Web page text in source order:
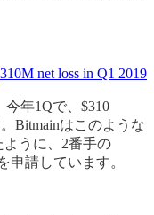
net loss in Q1 2019
年1Qで、$310
Bitmainはこのような
ように、2番手の
申請しています。